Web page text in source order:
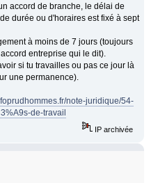
accord de branche, le délai de
durée ou d'horaires est fixé à sept
à moins de 7 jours (toujours
entreprise qui le dit).
si tu travailles ou pas ce jour là
une permanence).
note-juridique/54-
de-travail
IP archivée